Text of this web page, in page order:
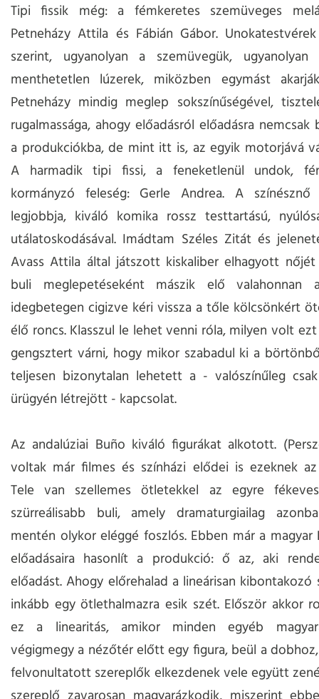
Tipi fissik még: a fémkeretes szemüveges
Petneházy Attila és Fábián Gábor.
szerint, ugyanolyan a szemüvegük,
menthetetlen lúzerek, miközben egymást
Petneházy mindig meglep sokszínűségével,
rugalmassága, ahogy előadásról előadásra nemcsak
a produkciókba, de mint itt is, az egyik motorjává
A harmadik tipi fissi, a feneketlenül undok,
kormányzó feleség: Gerle Andrea. A
legjobbja, kiváló komika rossz testtartású,
utálatoskodásával. Imádtam Széles Zitát és
Avass Attila által játszott kiskaliber elhagyott
buli meglepetéseként mászik elő valahonnan
idegbetegen cigizve kéri vissza a tőle kölcsönkért
élő roncs. Klasszul le lehet venni róla, milyen volt
gengsztert várni, hogy mikor szabadul ki a
teljesen bizonytalan lehetett a - valószínűleg
ürügyén létrejött - kapcsolat.
Az andalúziai Buño kiváló figurákat alkotott.
voltak már filmes és színházi elődei is ezeknek az
Tele van szellemes ötletekkel az egyre
szürreálisabb buli, amely dramaturgiailag
mentén olykor eléggé foszlós. Ebben már a
előadásaira hasonlít a produkció: ő az, aki
előadást. Ahogy előrehalad a lineárisan kibontakozó
inkább egy ötlethalmazra esik szét. Először akkor
ez a linearitás, amikor minden egyéb
végigmegy a nézőtér előtt egy figura, beül a
felvonultatott szereplők elkezdenek vele együtt